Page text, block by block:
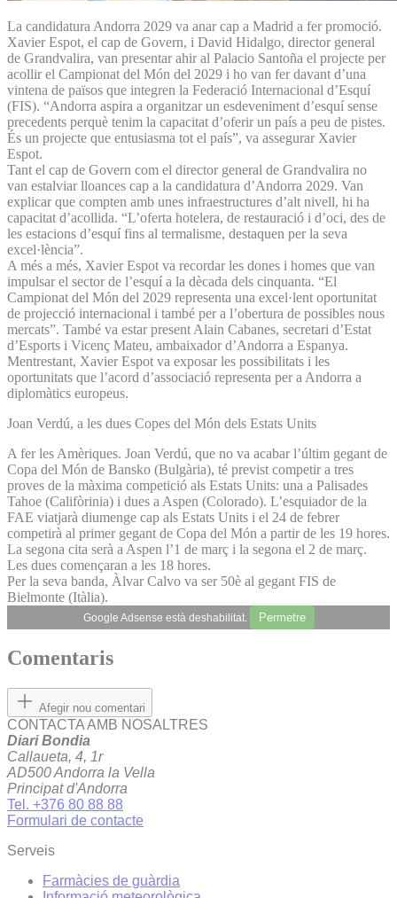
La candidatura Andorra 2029 va anar cap a Madrid a fer promoció.
Xavier Espot, el cap de Govern, i David Hidalgo, director general
de Grandvalira, van presentar ahir al Palacio Santoña el projecte per
acollir el Campionat del Món del 2029 i ho van fer davant d’una
vintena de països que integren la Federació Internacional d’Esquí
(FIS). “Andorra aspira a organitzar un esdeveniment d’esquí sense
precedents perquè tenim la capacitat d’oferir un país a peu de pistes.
És un projecte que entusiasma tot el país”, va assegurar Xavier
Espot.
Tant el cap de Govern com el director general de Grandvalira no
van estalviar lloances cap a la candidatura d’Andorra 2029. Van
explicar que compten amb unes infraestructures d’alt nivell, hi ha
capacitat d’acollida. “L’oferta hotelera, de restauració i d’oci, des de
les estacions d’esquí fins al termalisme, destaquen per la seva
excel·lència”.
A més a més, Xavier Espot va recordar les dones i homes que van
impulsar el sector de l’esquí a la dècada dels cinquanta. “El
Campionat del Món del 2029 representa una excel·lent oportunitat
de projecció internacional i també per a l’obertura de possibles nous
mercats”. També va estar present Alain Cabanes, secretari d’Estat
d’Esports i Vicenç Mateu, ambaixador d’Andorra a Espanya.
Mentrestant, Xavier Espot va exposar les possibilitats i les
oportunitats que l’acord d’associació representa per a Andorra a
diplomàtics europeus.
Joan Verdú, a les dues Copes del Món dels Estats Units
A fer les Amèriques. Joan Verdú, que no va acabar l’últim gegant de
Copa del Món de Bansko (Bulgària), té previst competir a tres
proves de la màxima competició als Estats Units: una a Palisades
Tahoe (Califòrinia) i dues a Aspen (Colorado). L’esquiador de la
FAE viatjarà diumenge cap als Estats Units i el 24 de febrer
competirà al primer gegant de Copa del Món a partir de les 19 hores.
La segona cita serà a Aspen l’1 de març i la segona el 2 de març.
Les dues començaran a les 18 hores.
Per la seva banda, Àlvar Calvo va ser 50è al gegant FIS de
Bielmonte (Itàlia).
Google Adsense està deshabilitat. Permetre
Comentaris
Afegir nou comentari
CONTACTA AMB NOSALTRES
Diari Bondia
Callaueta, 4, 1r
AD500 Andorra la Vella
Principat d'Andorra
Tel. +376 80 88 88
Formulari de contacte
Serveis
Farmàcies de guàrdia